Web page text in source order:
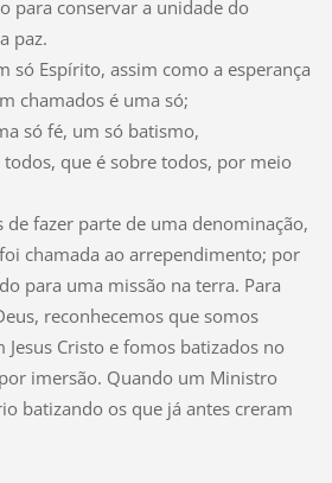
para conservar a unidade do
paz.
só Espírito, assim como a esperança
chamados é uma só;
só fé, um só batismo,
todos, que é sobre todos, por meio
de fazer parte de uma denominação,
chamada ao arrependimento; por
para uma missão na terra. Para
reconhecemos que somos
Jesus Cristo e fomos batizados no
por imersão. Quando um Ministro
batizando os que já antes creram